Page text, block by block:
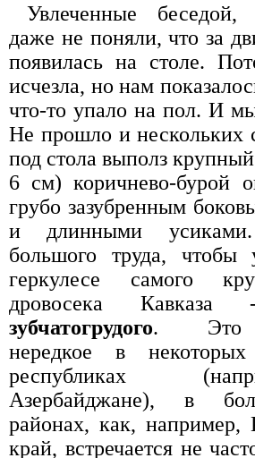
Увлеченные
даже не поняли, что за
появилась на столе.
исчезла, но нам
что-то упало на пол. И
Не прошло и нескольких
под стола выполз
6 см) коричнево-бурой
грубо зазубренным
и длинными
большого труда, чтобы
геркулесе самого
дровосека
зубчатогрудого. Это
нередкое в некоторых
республиках
Азербайджане), в
районах, как, например,
край, встречается не